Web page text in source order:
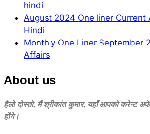
hindi
August 2024 One liner Current
Hindi
Monthly One Liner September
Affairs
About us
हैलो दोस्‍तो, मैं श्रीकांत कुमार, यहॉं आपको करेन्‍ट
होंगे।